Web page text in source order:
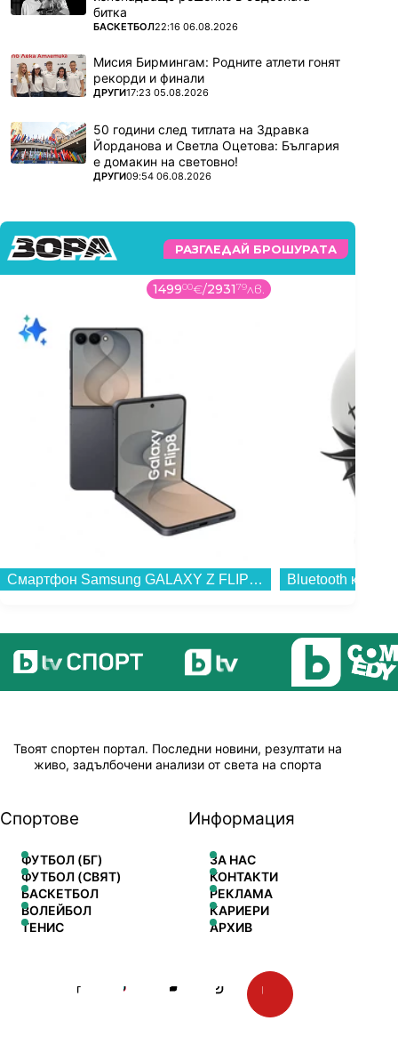
битка
ПОВЕЧЕ ОТ
БАСКЕТБОЛ22:16 06.08.2026
Мисия Бирмингам: Родните атлети гонят
рекорди и финали
ПОВЕЧЕ ОТ
ДРУГИ17:23 05.08.2026
50 години след титлата на Здравка
Йорданова и Светла Оцетова: България
е домакин на световно!
ПОВЕЧЕ ОТ
ДРУГИ09:54 06.08.2026
РАЗГЛЕДАЙ БРОШУРАТА
149900€/293179лв.
Смартфон Samsung GALAXY Z FLIP8 512GB GRAPHITE SM-F776BZKH , 12 GB, 512 GB...
Твоят спортен портал. Последни новини, резултати на
живо, задълбочени анализи от света на спорта
Спортове
ФУТБОЛ (БГ)
ФУТБОЛ (СВЯТ)
БАСКЕТБОЛ
ВОЛЕЙБОЛ
ТЕНИС
Информация
ЗА НАС
КОНТАКТИ
РЕКЛАМА
КАРИЕРИ
АРХИВ